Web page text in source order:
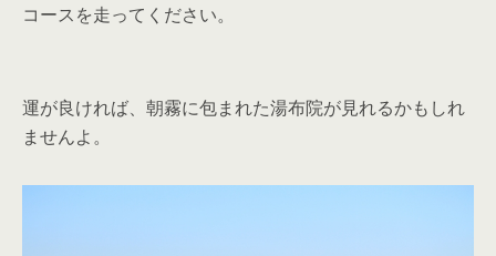
コースを走ってください。
運が良ければ、朝霧に包まれた湯布院が見れるかもしれ
ませんよ。